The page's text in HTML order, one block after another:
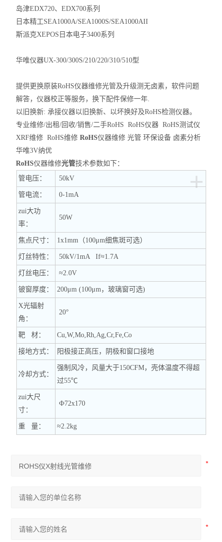
岛津EDX720、EDX700系列
日本精工SEA1000A/SEA1000S/SEA1000AII
斯派克XEPOS 日本电子3400系列
华唯仪器UX-300/300S/210/220/310/510型
提供更换原装RoHS仪器维修光管及升级测无卤素，软件问题
解答，仪器校正等服务，换下配件保修一年.
以旧换新: 承接仪器以旧换新、以坏换好及RoHS检测仪器。
专业维修/出租/ 回收/销售/二手RoHS RoHS仪器 RoHS测试仪
XRF维修 RoHS维修 RoHS仪器维修 光管 环保设备 卤素分析
华唯3V纳优
RoHS仪器维修光管技术参数如下：
+
管电压： 50kV
管电流： 0-1mA
zui大功
率：
50W
焦点尺寸： 1x1mm（100μm细焦斑可选）
灯丝特性： 50kV/1mA If≈1.7A
灯丝电压： ≈2.0V
铍窗厚度： 200μm (100μm，玻璃窗可选)
X光辐射
角：
20°
靶 材： Cu,W,Mo,Rh,Ag,Cr,Fe,Co
接地方式： 阳极接正高压，阴极和窗口接地
冷却方式：
强制风冷，风量大于150CFM，壳体温度不得超
过55℃
zui大尺
寸：
Ф72x170
重 量： ≈2.2kg